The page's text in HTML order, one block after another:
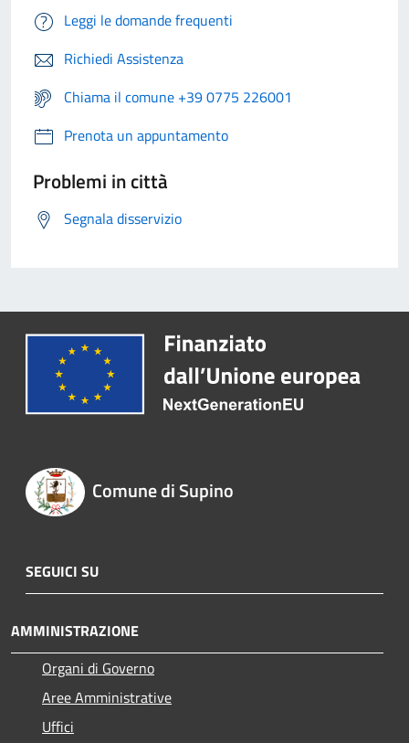
Leggi le domande frequenti
Richiedi Assistenza
Chiama il comune +39 0775 226001
Prenota un appuntamento
Problemi in città
Segnala disservizio
Comune di Supino
SEGUICI SU
AMMINISTRAZIONE
Organi di Governo
Aree Amministrative
Uffici